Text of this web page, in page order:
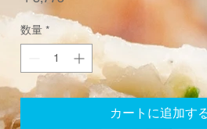
数量 *
カートに追加す